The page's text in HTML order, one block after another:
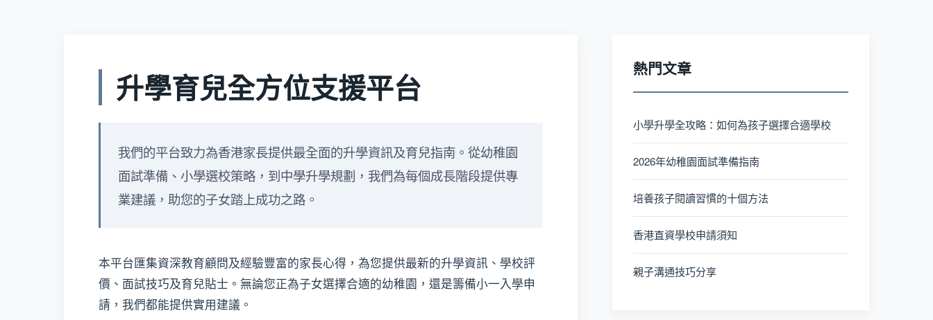
升學育兒全方位支援平台
我們的平台致力為香港家長提供最全面的升學資訊及育兒指南。從幼稚園
面試準備、小學選校策略，到中學升學規劃，我們為每個成長階段提供專
業建議，助您的子女踏上成功之路。
本平台匯集資深教育顧問及經驗豐富的家長心得，為您提供最新的升學資訊、學校評
價、面試技巧及育兒貼士。無論您正為子女選擇合適的幼稚園，還是籌備小一入學申
請，我們都能提供實用建議。
熱門文章
小學升學全攻略：如何為孩子選擇合適學校
2026年幼稚園面試準備指南
培養孩子閱讀習慣的十個方法
香港直資學校申請須知
親子溝通技巧分享